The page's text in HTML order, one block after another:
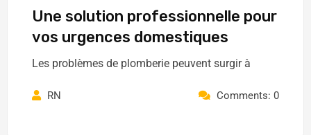
Une solution professionnelle pour
vos urgences domestiques
Les problèmes de plomberie peuvent surgir à
RN Comments: 0